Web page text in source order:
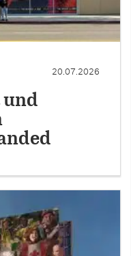
20.07.2026
und